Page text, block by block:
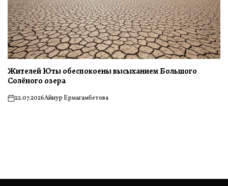
Жителей Юты обеспокоены высыханием Большого
Солёного озера
on22.07.2026Айнур Ермагамбетова